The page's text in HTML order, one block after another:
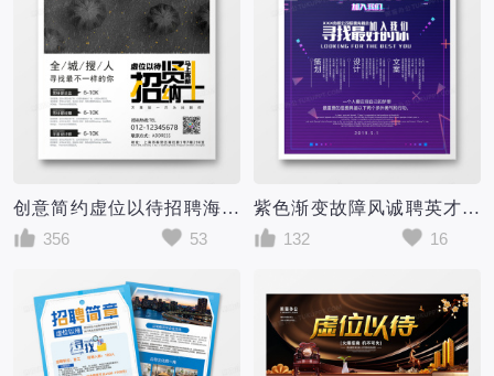
创意简约虚位以待招聘海报
356
53
紫色渐变故障风诚聘英才虚位以待招聘海报
132
16